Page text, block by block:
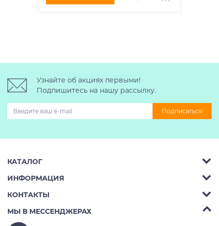
Узнайте об акциях первыми!
Подпишитесь на нашу рассылку.
Подписаться
КАТАЛОГ
Багажник на крышу авто
Автобоксы
Крепления велосипедов на авто
ИНФОРМАЦИЯ
Аренда
Ремонт
КОНТАКТЫ
Телефон: 8 (495) 2367486
Бесплатно РФ:
МЫ В МЕССЕНДЖЕРАХ